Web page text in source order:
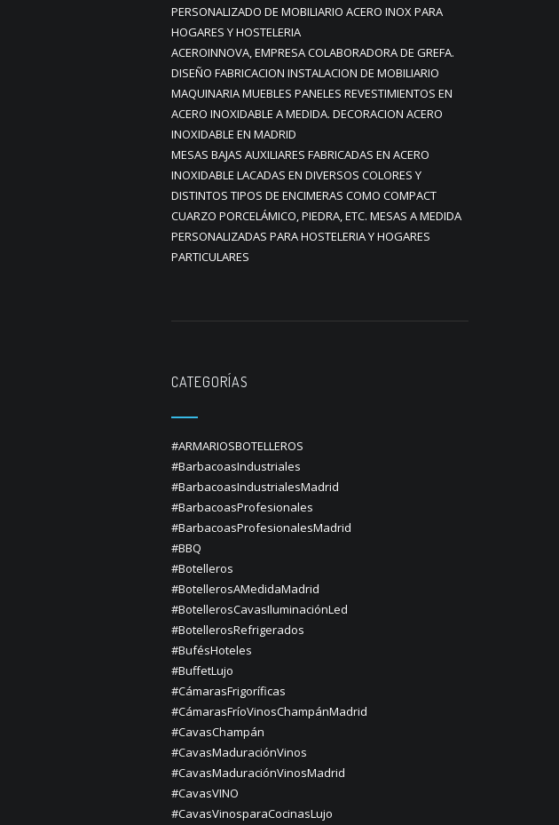
PERSONALIZADO DE MOBILIARIO ACERO INOX PARA
HOGARES Y HOSTELERIA
ACEROINNOVA, EMPRESA COLABORADORA DE GREFA.
DISEÑO FABRICACION INSTALACION DE MOBILIARIO
MAQUINARIA MUEBLES PANELES REVESTIMIENTOS EN
ACERO INOXIDABLE A MEDIDA. DECORACION ACERO
INOXIDABLE EN MADRID
MESAS BAJAS AUXILIARES FABRICADAS EN ACERO
INOXIDABLE LACADAS EN DIVERSOS COLORES Y
DISTINTOS TIPOS DE ENCIMERAS COMO COMPACT
CUARZO PORCELÁMICO, PIEDRA, ETC. MESAS A MEDIDA
PERSONALIZADAS PARA HOSTELERIA Y HOGARES
PARTICULARES
CATEGORÍAS
#ARMARIOSBOTELLEROS
#BarbacoasIndustriales
#BarbacoasIndustrialesMadrid
#BarbacoasProfesionales
#BarbacoasProfesionalesMadrid
#BBQ
#Botelleros
#BotellerosAMedidaMadrid
#BotellerosCavasIluminaciónLed
#BotellerosRefrigerados
#BufésHoteles
#BuffetLujo
#CámarasFrigoríficas
#CámarasFríoVinosChampánMadrid
#CavasChampán
#CavasMaduraciónVinos
#CavasMaduraciónVinosMadrid
#CavasVINO
#CavasVinosparaCocinasLujo